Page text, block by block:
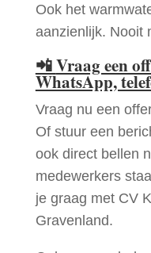
Ook het
aanzienlijk. Nooit
📲Vraag een
WhatsApp,
Vraag nu een
Of stuur een
ook direct bellen
medewerkers
je graag met CV
Gravenland.